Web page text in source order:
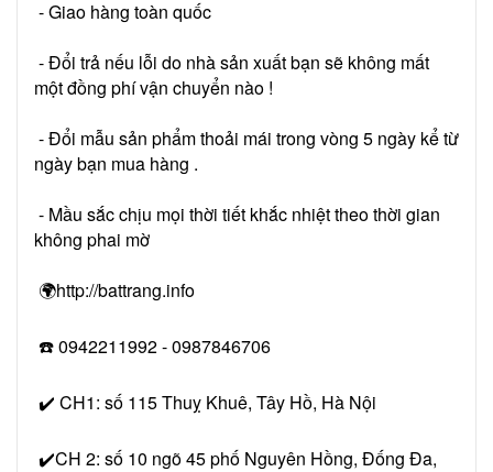
- Giao hàng toàn quốc
- Đổi trả nếu lỗi do nhà sản xuất bạn sẽ không mất
một đồng phí vận chuyển nào !
- Đổi mẫu sản phẩm thoải mái trong vòng 5 ngày kể từ
ngày bạn mua hàng .
- Mầu sắc chịu mọi thời tiết khắc nhiệt theo thời gian
không phai mờ
🌍http://battrang.info
☎️ 0942211992 - 0987846706
✔️ CH1: số 115 Thuỵ Khuê, Tây Hồ, Hà Nội
✔️CH 2: số 10 ngõ 45 phố Nguyên Hồng, Đống Đa,